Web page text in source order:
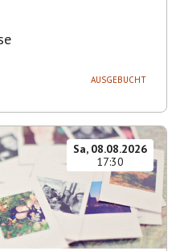
AUSGEBUCHT
Sa, 08.08.2026
17:30